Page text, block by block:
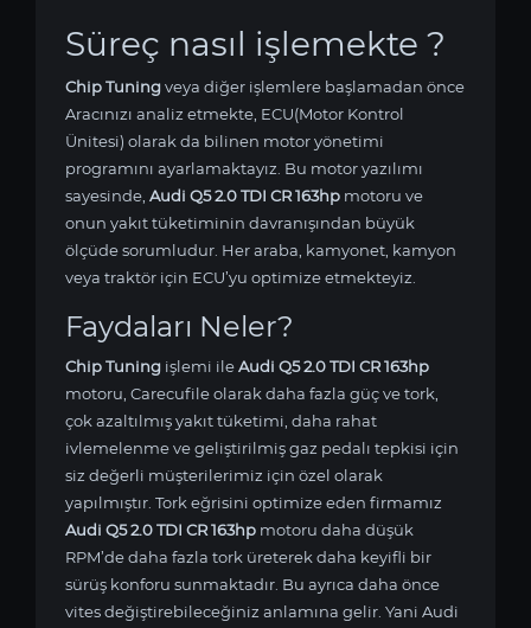
Süreç nasıl işlemekte ?
Chip Tuningveya diğer işlemlere başlamadan önce
Aracınızı analiz etmekte, ECU(Motor Kontrol
Ünitesi) olarak da bilinen motor yönetimi
programını ayarlamaktayız. Bu motor yazılımı
sayesinde, Audi Q5 2.0 TDI CR 163hp motoru ve
onun yakıt tüketiminin davranışından büyük
ölçüde sorumludur. Her araba, kamyonet, kamyon
veya traktör için ECU’yu optimize etmekteyiz.
Faydaları Neler?
Chip Tuning işlemi ileAudi Q5 2.0 TDI CR 163hp
motoru, Carecufile olarak daha fazla güç ve tork,
çok azaltılmış yakıt tüketimi, daha rahat
ivlemelenme ve geliştirilmiş gaz pedalı tepkisi için
siz değerli müşterilerimiz için özel olarak
yapılmıştır. Tork eğrisini optimize eden firmamız
Audi Q5 2.0 TDI CR 163hp motoru daha düşük
RPM’de daha fazla tork üreterek daha keyifli bir
sürüş konforu sunmaktadır. Bu ayrıca daha önce
vites değiştirebileceğiniz anlamına gelir. Yani Audi